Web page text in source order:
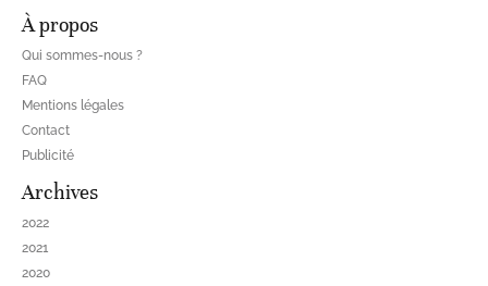
À propos
Qui sommes-nous ?
FAQ
Mentions légales
Contact
Publicité
Archives
2022
2021
2020